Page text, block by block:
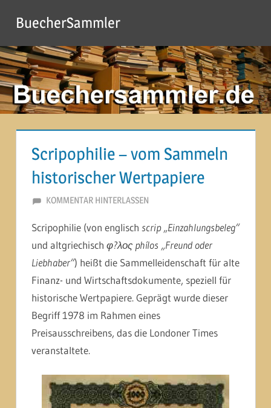
Inhalt
springen
BuecherSammler
Scripophilie – vom Sammeln
historischer Wertpapiere
8. JULI 2014
MARTINA BERG
KOMMENTAR HINTERLASSEN
Scripophilie (von englisch scrip „Einzahlungsbeleg“
und altgriechisch φ?λος phílos „Freund oder
Liebhaber“) heißt die Sammelleidenschaft für alte
Finanz- und Wirtschaftsdokumente, speziell für
historische Wertpapiere. Geprägt wurde dieser
Begriff 1978 im Rahmen eines
Preisausschreibens, das die Londoner Times
veranstaltete.